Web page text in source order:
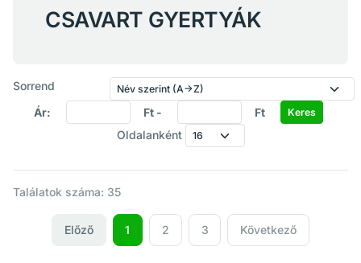
CSAVART GYERTYÁK
Sorrend
Ár:
Ft -
Ft
Oldalanként
Találatok száma: 35
Előző 1 2 3 Következő